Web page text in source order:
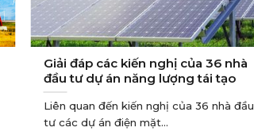
Giải đáp các kiến nghị của 36 nhà
đầu tư dự án năng lượng tái tạo
Liên quan đến kiến nghị của 36 nhà đầu
tư các dự án điện mặt...